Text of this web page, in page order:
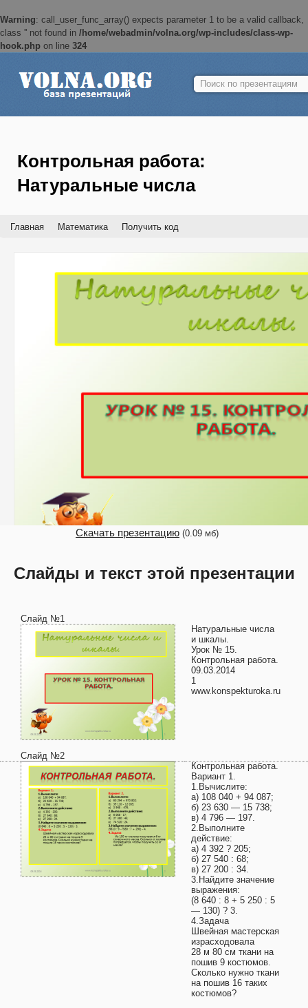
Warning: call_user_func_array() expects parameter 1 to be a valid callback,
class '' not found in /home/webadmin/volna.org/wp-includes/class-wp-
hook.php on line 324
Найти:
Контрольная работа:
Натуральные числа
Главная Математика Получить код
Скачать презентацию (0.09 мб)
Слайды и текст этой презентации
Слайд №1
Натуральные числа
и шкалы.
Урок № 15.
Контрольная работа.
09.03.2014
1
www.konspekturoka.ru
Слайд №2
Контрольная работа.
Вариант 1.
1.Вычислите:
а) 108 040 + 94 087;
б) 23 630 — 15 738;
в) 4 796 — 197.
2.Выполните
действие:
а) 4 392 ? 205;
б) 27 540 : 68;
в) 27 200 : 34.
3.Найдите значение
выражения:
(8 640 : 8 + 5 250 : 5
— 130) ? 3.
4.Задача
Швейная мастерская
израсходовала
28 м 80 см ткани на
пошив 9 костюмов.
Сколько нужно ткани
на пошив 16 таких
костюмов?